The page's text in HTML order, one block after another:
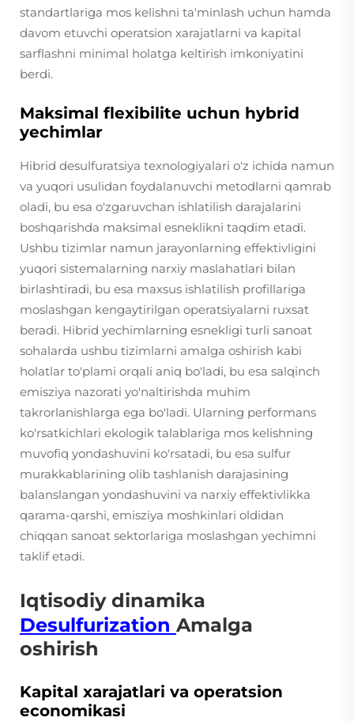
standartlariga mos kelishni ta'minlash uchun hamda
davom etuvchi operatsion xarajatlarni va kapital
sarflashni minimal holatga keltirish imkoniyatini
berdi.
Maksimal flexibilite uchun hybrid
yechimlar
Hibrid desulfuratsiya texnologiyalari o'z ichida namun
va yuqori usulidan foydalanuvchi metodlarni qamrab
oladi, bu esa o'zgaruvchan ishlatilish darajalarini
boshqarishda maksimal esneklikni taqdim etadi.
Ushbu tizimlar namun jarayonlarning effektivligini
yuqori sistemalarning narxiy maslahatlari bilan
birlashtiradi, bu esa maxsus ishlatilish profillariga
moslashgan kengaytirilgan operatsiyalarni ruxsat
beradi. Hibrid yechimlarning esnekligi turli sanoat
sohalarda ushbu tizimlarni amalga oshirish kabi
holatlar to'plami orqali aniq bo'ladi, bu esa salqinch
emisziya nazorati yo'naltirishda muhim
takrorlanishlarga ega bo'ladi. Ularning performans
ko'rsatkichlari ekologik talablariga mos kelishning
muvofiq yondashuvini ko'rsatadi, bu esa sulfur
murakkablarining olib tashlanish darajasining
balanslangan yondashuvini va narxiy effektivlikka
qarama-qarshi, emisziya moshkinlari oldidan
chiqqan sanoat sektorlariga moslashgan yechimni
taklif etadi.
Iqtisodiy dinamika
Desulfurization Amalga
oshirish
Kapital xarajatlari va operatsion
economikasi